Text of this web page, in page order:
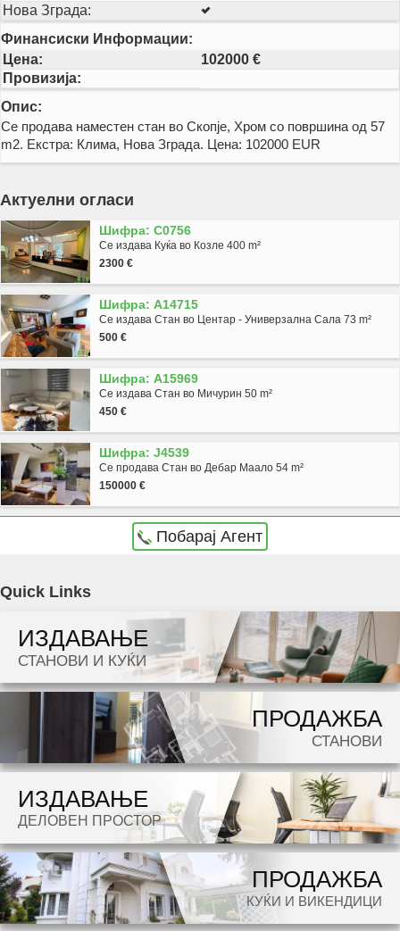
Нова Зграда:
Финансиски Информации:
Цена:
102000 €
Провизија:
Опис:
Се продава наместен стан во Скопје, Хром со површина од 57
m2. Екстра: Клима, Нова Зграда. Цена: 102000 EUR
Актуелни огласи
Шифра: C0756
Се издава Куќа во Козле 400 m²
2300 €
Шифра: A14715
Се издава Стан во Центар - Универзална Сала 73 m²
500 €
Шифра: A15969
Се издава Стан во Мичурин 50 m²
450 €
Шифра: J4539
Се продава Стан во Дебар Маало 54 m²
150000 €
Побарај Агент
Dokolku barate stan, kuka, deloven prostor ova e vistinskoto mesto da ja zapocnete vasata
Quick Links
ИЗДАВАЊЕ
СТАНОВИ И КУЌИ
ПРОДАЖБА
СТАНОВИ
ИЗДАВАЊЕ
ДЕЛОВЕН ПРОСТОР
ПРОДАЖБА
КУЌИ И ВИКЕНДИЦИ